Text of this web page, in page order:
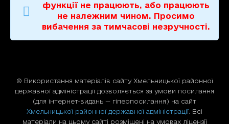
функції не працюють, або працюють
не належним чином. Просимо
вибачення за тимчасові незручності.
© Використання матерiалiв сайту Хмельницької районної
державної адміністрації дозволяється за умови посилання
(для iнтернет-видань — гiперпосилання) на сайт
Хмельницької районної державної адміністрації . Всі
матеріали на цьому сайті розміщені на умовах ліцензії